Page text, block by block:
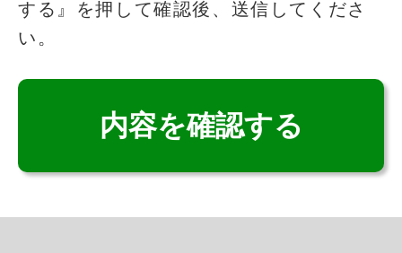
個人情報の取得
致します。
個人情報の利用
する』を押して確認後、送信してくださ
い。